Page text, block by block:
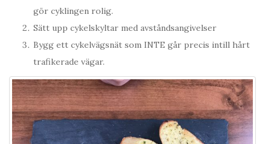
gör cyklingen rolig.
Sätt upp cykelskyltar med avståndsangivelser
Bygg ett cykelvägsnät som INTE går precis intill hårt
trafikerade vägar.